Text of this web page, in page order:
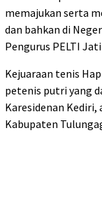
memajukan serta
dan bahkan di
Pengurus PELTI
Kejuaraan tenis
petenis putri yang
Karesidenan
Kabupaten